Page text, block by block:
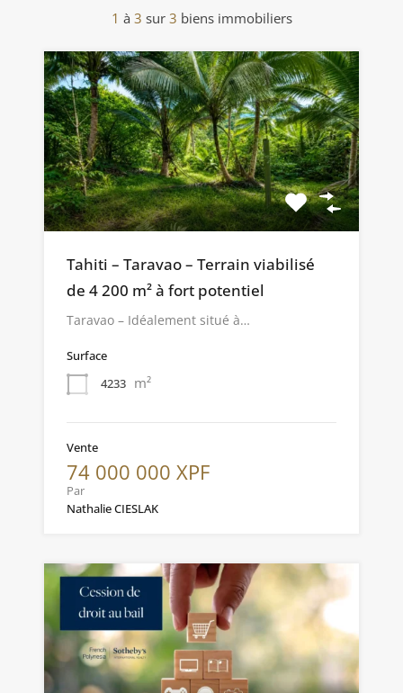
1 à 3 sur 3 biens immobiliers
Tahiti – Taravao – Terrain viabilisé
de 4 200 m² à fort potentiel
Taravao – Idéalement situé à…
Surface
4233 m²
Vente
74 000 000 XPF
Par
Nathalie CIESLAK